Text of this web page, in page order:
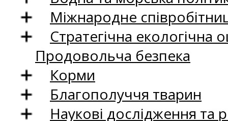
Міжнародне
Стратегічна екологічна
Продовольча безпека
Корми
Благополуччя тварин
Наукові дослідження та